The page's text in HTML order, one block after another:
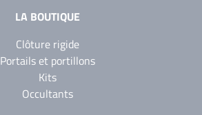
LA BOUTIQUE
Clôture rigide
Portails et portillons
Kits
Occultants